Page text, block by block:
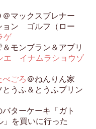
＠マックスブレナー
ョン ゴルフ（ロー
ゲ
モンブラン＆アプリ
エ イナムラショウゾ
べごろ ＠ねんりん家
とうふ＆とうふプリン
バターケーキ「ガト
を買いに行った